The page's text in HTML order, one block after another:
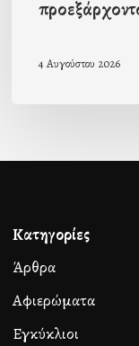
4 Αυγούστου 2026
Κατηγορίες
Άρθρα
Αφιερώματα
Εγκύκλιοι